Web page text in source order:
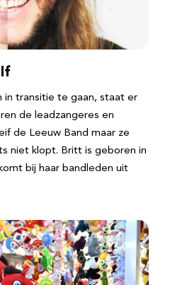
in transitie te gaan, staat er
de leadzangeres en
de Leeuw Band maar ze
niet klopt. Britt is geboren in
bij haar bandleden uit